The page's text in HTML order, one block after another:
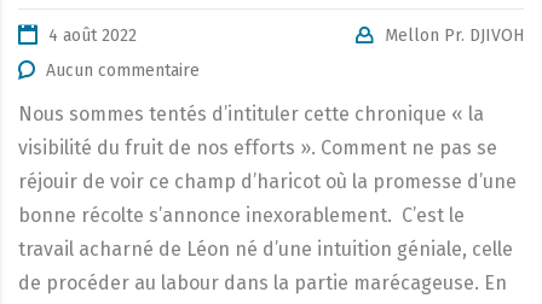
4 août 2022
Mellon Pr. DJIVOH
Aucun commentaire
Nous sommes tentés d’intituler cette chronique « la
visibilité du fruit de nos efforts ». Comment ne pas se
réjouir de voir ce champ d’haricot où la promesse d’une
bonne récolte s’annonce inexorablement. C’est le
travail acharné de Léon né d’une intuition géniale, celle
de procéder au labour dans la partie marécageuse. En